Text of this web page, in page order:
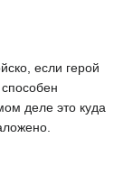
если герой
деле это куда